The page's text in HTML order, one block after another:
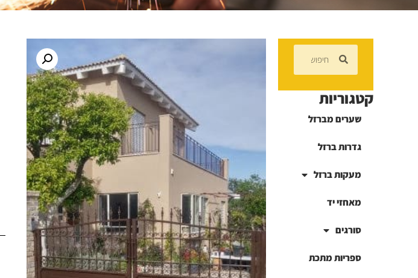
קטגוריות
שערים מברזל
גדרות ברזל
מעקות ברזל
מאחזי יד
סורגים
ספריות מתכת